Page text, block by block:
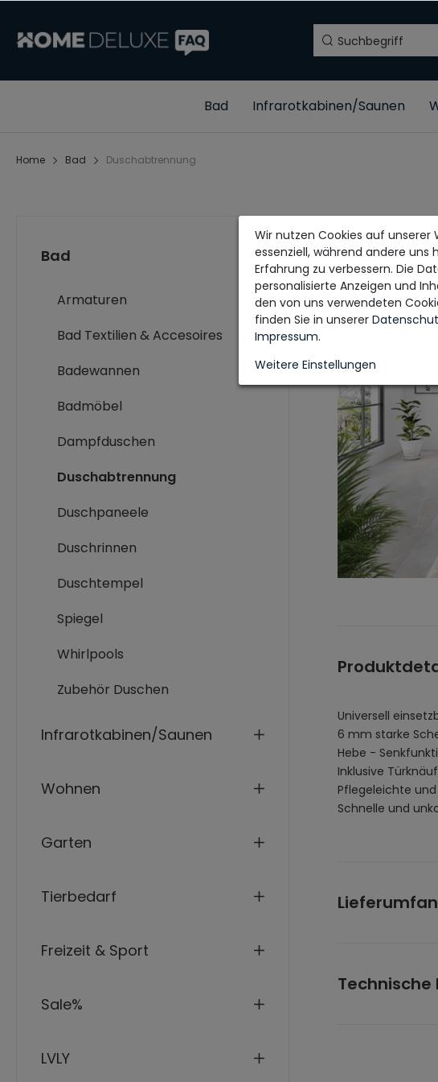
Bad Infrarotkabinen/Saunen
Home Bad Duschabtrennung
Bad
Armaturen
Bad Textilien & Accesoires
Badewannen
Badmöbel
Dampfduschen
Duschabtrennung
Duschpaneele
Duschrinnen
Duschtempel
Spiegel
Whirlpools
Zubehör Duschen
Infrarotkabinen/Saunen
Wohnen
Garten
Tierbedarf
Freizeit & Sport
Sale%
LVLY
Universell
6 mm starke
Hebe -
Inklusive
Pflegeleichte
Schnelle und
Technische
Wir nutzen Cookies auf unserer
essenziell, während andere uns
Erfahrung zu verbessern. Die
personalisierte Anzeigen und
den von uns verwendeten
finden Sie in unserer
Impressum.
Weitere Einstellungen